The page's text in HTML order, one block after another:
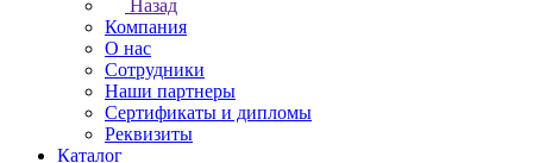
Назад
Компания
О нас
Сотрудники
Наши партнеры
Сертификаты и дипломы
Реквизиты
Каталог